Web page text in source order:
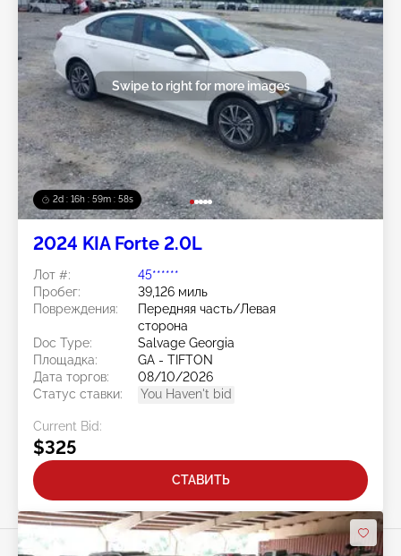
2d : 16h : 59m : 55s
Swipe to right for more images
2024 KIA Forte 2.0L
Лот #:
45******
Пробег:
39,126 миль
Повреждения:
Передняя часть/Левая
сторона
Doc Type:
Salvage Georgia
Площадка:
GA - TIFTON
Дата торгов:
08/10/2026
Статус ставки:
You Haven't bid
Current Bid:
$325
СТАВИТЬ